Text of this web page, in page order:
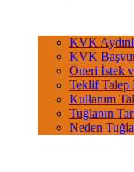
KVK
KVK
Öneri İstek
Teklif Talep
Kullanım
Tuğlanın
Neden